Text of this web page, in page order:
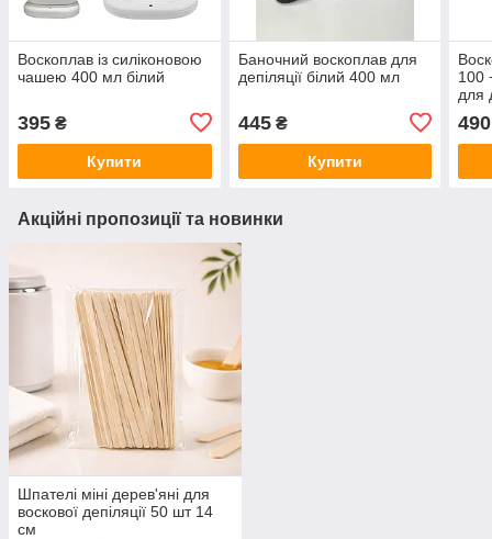
Воскоплав із силіконовою
чашею 400 мл білий
395 ₴
Купити
Баночний воскоплав для
депіляції білий 400 мл
445₴
Купити
100
для
490
Акційні пропозиції та новинки
Шпателі міні дерев'яні для
воскової депіляції 50 шт 14
см